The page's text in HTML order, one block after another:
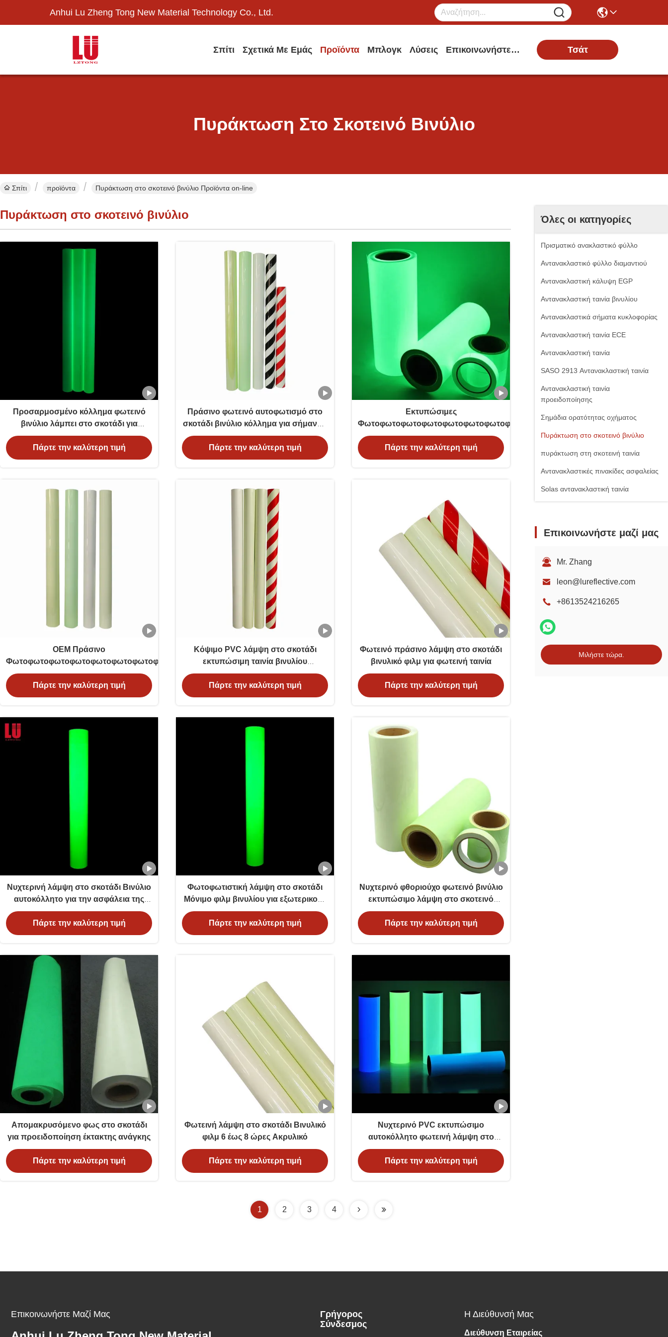
Anhui Lu Zheng Tong New Material Technology Co., Ltd.
Σπίτι Σχετικά Με Εμάς Προϊόντα Μπλογκ Λύσεις Επικοινωνήστε Μαζί Μας Τσάτ
Πυράκτωση Στο Σκοτεινό Βινύλιο
Σπίτι προϊόντα Πυράκτωση στο σκοτεινό βινύλιο Προϊόντα on-line
Όλες οι κατηγορίες
Πρισματικό ανακλαστικό φύλλο
Αντανακλαστικό φύλλο διαμαντιού
Αντανακλαστική κάλυψη EGP
Αντανακλαστική ταινία βινυλίου
Αντανακλαστικά σήματα κυκλοφορίας
Αντανακλαστική ταινία ECE
Αντανακλαστική ταινία
SASO 2913 Αντανακλαστική ταινία
Αντανακλαστική ταινία
προειδοποίησης
Σημάδια ορατότητας οχήματος
Πυράκτωση στο σκοτεινό βινύλιο
πυράκτωση στη σκοτεινή ταινία
Αντανακλαστικές πινακίδες ασφαλείας
Solas αντανακλαστική ταινία
Επικοινωνήστε μαζί μας
Mr. Zhang
leon@lureflective.com
+8613524216265
Μιλήστε τώρα.
Πυράκτωση στο σκοτεινό βινύλιο
Προσαρμοσμένο κόλλημα φωτεινό
βινύλιο λάμπει στο σκοτάδι για
φωτεινές πινακίδες
Πάρτε την καλύτερη τιμή
Πράσινο φωτεινό αυτοφωτισμό στο
σκοτάδι βινύλιο κόλλημα για σήμανση
έκτακτης ανάγκης
Πάρτε την καλύτερη τιμή
Εκτυπώσιμες
Φωτοφωτοφωτοφωτοφωτοφωτοφωτοφωτοφωτοφωτοφωτοφωτοφωτοφωτο
Πάρτε την καλύτερη τιμή
OEM Πράσινο
Πάρτε την καλύτερη τιμή
Κόψιμο PVC λάμψη στο σκοτάδι
εκτυπώσιμη ταινία βινυλίου
αυτοκόλλητο
Πάρτε την καλύτερη τιμή
Φωτεινό πράσινο λάμψη στο σκοτάδι
βινυλικό φιλμ για φωτεινή ταινία
Πάρτε την καλύτερη τιμή
Νυχτερινή λάμψη στο σκοτάδι Βινύλιο
αυτοκόλλητο για την ασφάλεια της
εξόδου
Πάρτε την καλύτερη τιμή
Φωτοφωτιστική λάμψη στο σκοτάδι
Μόνιμο φιλμ βινυλίου για εξωτερικούς
χώρους
Πάρτε την καλύτερη τιμή
Νυχτερινό φθοριούχο φωτεινό βινύλιο
εκτυπώσιμο λάμψη στο σκοτεινό
βινύλιο
Πάρτε την καλύτερη τιμή
Απομακρυσόμενο φως στο σκοτάδι
για προειδοποίηση έκτακτης ανάγκης
Πάρτε την καλύτερη τιμή
Φωτεινή λάμψη στο σκοτάδι Βινυλικό
φιλμ 6 έως 8 ώρες Ακρυλικό
Πάρτε την καλύτερη τιμή
Νυχτερινό PVC εκτυπώσιμο
αυτοκόλλητο φωτεινή λάμψη στο
σκοτάδι
Πάρτε την καλύτερη τιμή
1 2 3 4
Επικοινωνήστε Μαζί Μας
Γρήγορος
Σύνδεσμος
Η Διεύθυνσή Μας
Διεύθυνση Εταιρείας